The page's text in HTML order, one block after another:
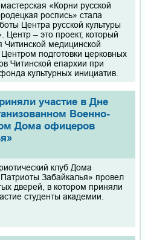
«Корни русской
роспись» стала
Центра русской культуры
Центр – это проект, который
Читинской медицинской
подготовки церковных
Читинской епархии при
культурных инициатив.
участие в Дне
Военно-
Дома офицеров
клуб Дома
Забайкалья» провел
дверей, в котором приняли
студенты академии.